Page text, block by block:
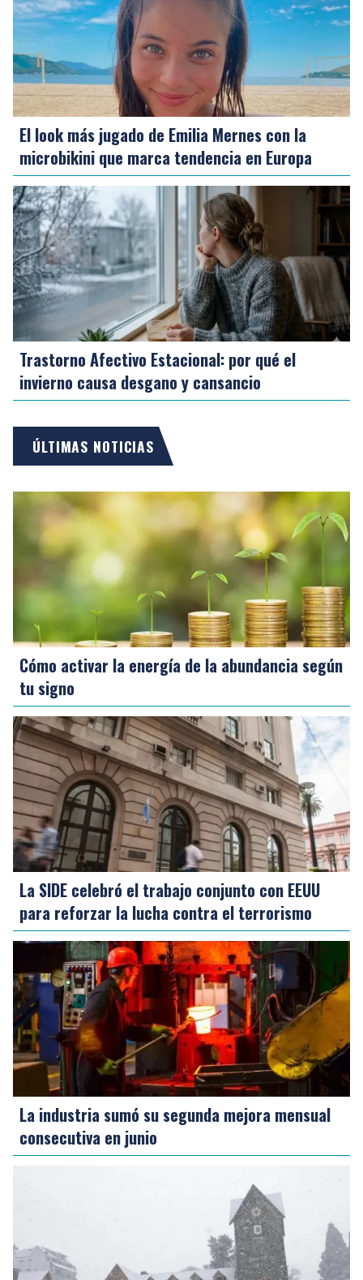
El look más jugado de Emilia Mernes con la
microbikini que marca tendencia en Europa
Trastorno Afectivo Estacional: por qué el
invierno causa desgano y cansancio
ÚLTIMAS NOTICIAS
Cómo activar la energía de la abundancia según
tu signo
La SIDE celebró el trabajo conjunto con EEUU
para reforzar la lucha contra el terrorismo
La industria sumó su segunda mejora mensual
consecutiva en junio